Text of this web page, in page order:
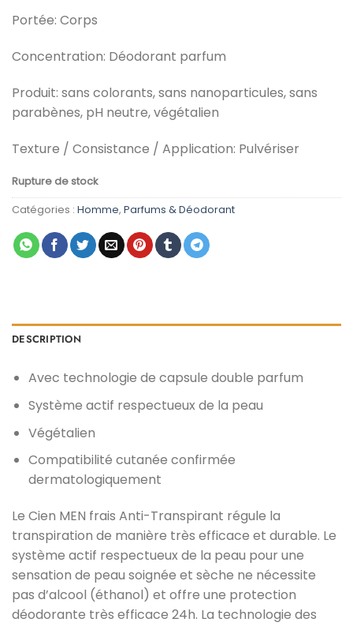
Portée: Corps
Concentration: Déodorant parfum
Produit: sans colorants, sans nanoparticules, sans
parabènes, pH neutre, végétalien
Texture / Consistance / Application: Pulvériser
Rupture de stock
Catégories : Homme, Parfums & Déodorant
DESCRIPTION
Avec technologie de capsule double parfum
Système actif respectueux de la peau
Végétalien
Compatibilité cutanée confirmée
dermatologiquement
Le Cien MEN frais Anti-Transpirant régule la
transpiration de manière très efficace et durable. Le
système actif respectueux de la peau pour une
sensation de peau soignée et sèche ne nécessite
pas d’alcool (éthanol) et offre une protection
déodorante très efficace 24h. La technologie des